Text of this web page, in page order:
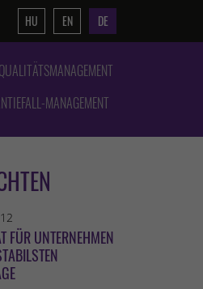
HU EN DE
QUALITÄTSMANAGEMENT
MANAGEMENT
FÜR UNTERNEHMEN